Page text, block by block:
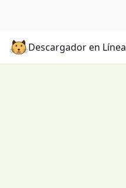
Descargador en Línea